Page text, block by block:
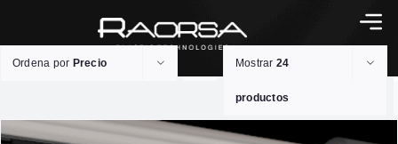
Ordena por Precio Mostrar 24
productos